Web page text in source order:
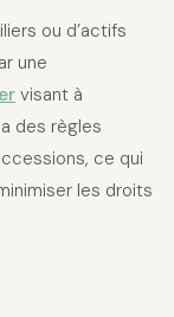
ou d’actifs
une
visant à
des règles
ce qui
les droits